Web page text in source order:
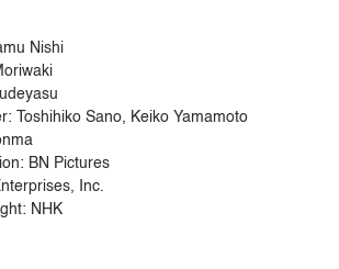
Nishi
Toshihiko Sano, Keiko Yamamoto
BN Pictures
Inc.
NHK